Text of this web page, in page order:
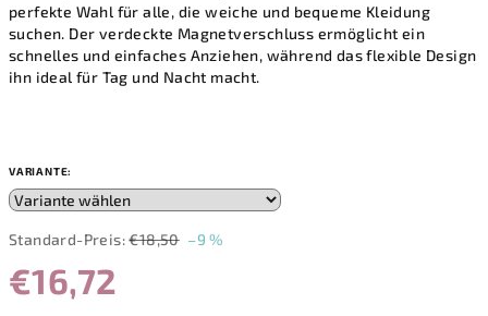
perfekte Wahl für alle, die weiche und bequeme Kleidung
suchen. Der verdeckte Magnetverschluss ermöglicht ein
schnelles und einfaches Anziehen, während das flexible Design
ihn ideal für Tag und Nacht macht.
VARIANTE:
Standard-Preis: €18,50 –9 %
€16,72